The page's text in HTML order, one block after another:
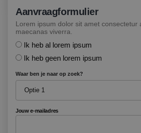
Aanvraagformulier
Lorem ipsum dolor sit amet consectetur
maecanas viverra.
Ik heb al lorem ipsum
Ik heb geen lorem ipsum
Waar ben je naar op zoek?
Jouw e-mailadres